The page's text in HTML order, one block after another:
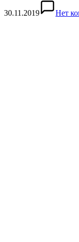
30.11.2019 Нет